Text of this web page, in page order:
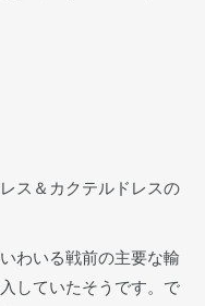
ス＆カクテルドレスの
わいる戦前の主要な輸
していたそうです。で